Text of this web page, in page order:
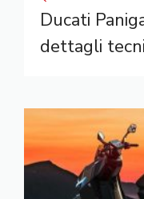
Ducati
dettagli